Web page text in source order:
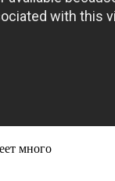
много